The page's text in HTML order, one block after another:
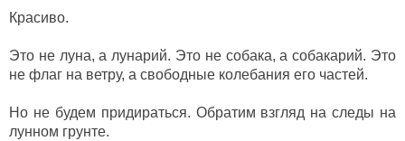
Красиво.
Это не луна, а лунарий. Это не собака, а собакарий. Это
не флаг на ветру, а свободные колебания его частей.
Но не будем придираться. Обратим взгляд на следы на
лунном грунте.